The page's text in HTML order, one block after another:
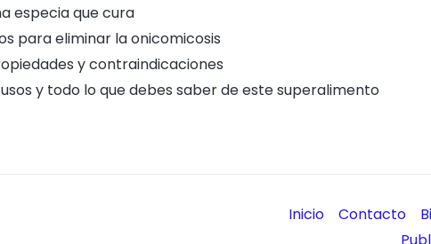
especia que cura
para eliminar la onicomicosis
y contraindicaciones
y todo lo que debes saber de este superalimento
Inicio Contacto